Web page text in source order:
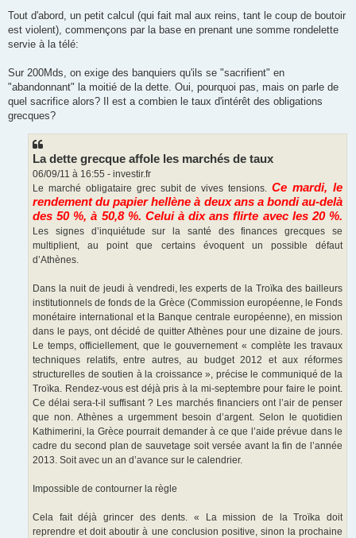
Tout d'abord, un petit calcul (qui fait mal aux reins, tant le coup de boutoir
est violent), commençons par la base en prenant une somme rondelette
servie à la télé:
Sur 200Mds, on exige des banquiers qu'ils se "sacrifient" en
"abandonnant" la moitié de la dette. Oui, pourquoi pas, mais on parle de
quel sacrifice alors? Il est a combien le taux d'intérêt des obligations
grecques?
La dette grecque affole les marchés de taux
06/09/11 à 16:55 - investir.fr
Le marché obligataire grec subit de vives tensions.Ce mardi, le
rendement du papier hellène à deux ans a bondi au-delà
des 50 %, à 50,8 %. Celui à dix ans flirte avec les 20 %.
Les signes d’inquiétude sur la santé des finances grecques se
multiplient, au point que certains évoquent un possible défaut
d’Athènes.
Dans la nuit de jeudi à vendredi, les experts de la Troïka des bailleurs
institutionnels de fonds de la Grèce (Commission européenne, le Fonds
monétaire international et la Banque centrale européenne), en mission
dans le pays, ont décidé de quitter Athènes pour une dizaine de jours.
Le temps, officiellement, que le gouvernement « complète les travaux
techniques relatifs, entre autres, au budget 2012 et aux réformes
structurelles de soutien à la croissance », précise le communiqué de la
Troïka. Rendez-vous est déjà pris à la mi-septembre pour faire le point.
Ce délai sera-t-il suffisant ? Les marchés financiers ont l’air de penser
que non. Athènes a urgemment besoin d’argent. Selon le quotidien
Kathimerini, la Grèce pourrait demander à ce que l’aide prévue dans le
cadre du second plan de sauvetage soit versée avant la fin de l’année
2013. Soit avec un an d’avance sur le calendrier.
Impossible de contourner la règle
Cela fait déjà grincer des dents. « La mission de la Troïka doit
reprendre et doit aboutir à une conclusion positive, sinon la prochaine